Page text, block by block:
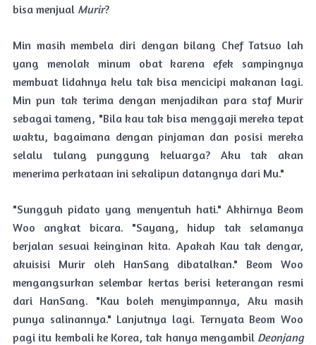
bisa menjual Murir?
Min masih membela diri dengan bilang Chef Tatsuo lah
yang menolak minum obat karena efek sampingnya
membuat lidahnya kelu tak bisa mencicipi makanan lagi.
Min pun tak terima dengan menjadikan para staf Murir
sebagai tameng, "Bila kau tak bisa menggaji mereka tepat
waktu, bagaimana dengan pinjaman dan posisi mereka
selalu tulang punggung keluarga? Aku tak akan
menerima perkataan ini sekalipun datangnya dari Mu."
"Sungguh pidato yang menyentuh hati." Akhirnya Beom
Woo angkat bicara. "Sayang, hidup tak selamanya
berjalan sesuai keinginan kita. Apakah Kau tak dengar,
akuisisi Murir oleh HanSang dibatalkan." Beom Woo
mengangsurkan selembar kertas berisi keterangan resmi
dari HanSang. "Kau boleh menyimpannya, Aku masih
punya salinannya." Lanjutnya lagi. Ternyata Beom Woo
pagi itu kembali ke Korea, tak hanya mengambil Deonjang